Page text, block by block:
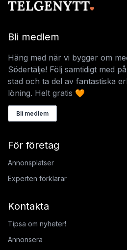
Bli medlem
Häng med när vi bygger om
Södertälje! Följ samtidigt med
stad och ta del av fantastiska
löning. Helt gratis 🧡
Bli medlem
För företag
Annonsplatser
Experten förklarar
Kontakta
Tipsa om nyheter!
Annonsera